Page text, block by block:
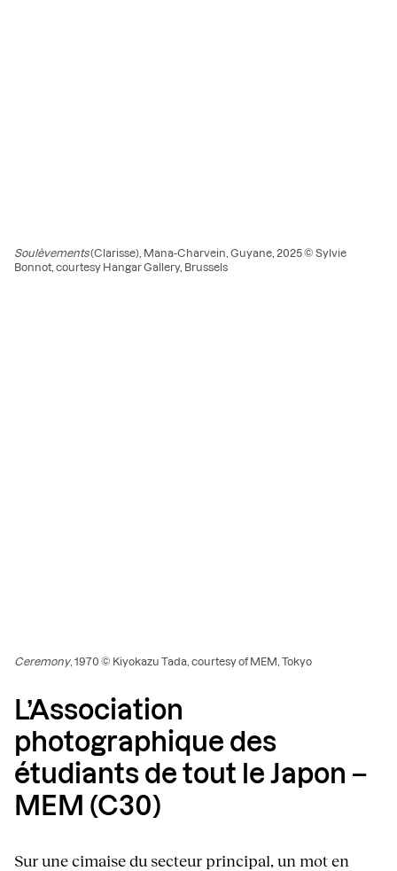
Soulèvements(Clarisse), Mana-Charvein, Guyane, 2025 © Sylvie
Bonnot, courtesy Hangar Gallery, Brussels
Ceremony, 1970 © Kiyokazu Tada, courtesy of MEM, Tokyo
L’Association
photographique des
étudiants de tout le Japon –
MEM (C30)
Sur une cimaise du secteur principal, un mot en